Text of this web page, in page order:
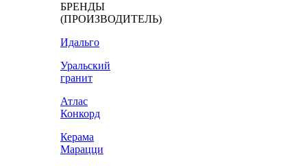
БРЕНДЫ
(ПРОИЗВОДИТЕЛЬ)
Идальго
Уральский
гранит
Атлас
Конкорд
Керама
Марацци